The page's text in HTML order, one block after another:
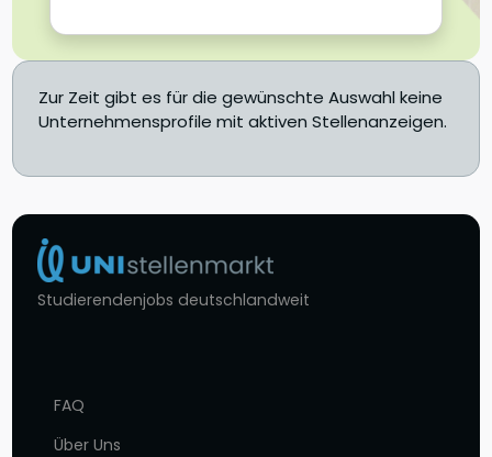
Zur Zeit gibt es für die gewünschte Auswahl keine
Unternehmensprofile mit aktiven Stellenanzeigen.
Studierendenjobs deutschlandweit
FAQ
Über Uns